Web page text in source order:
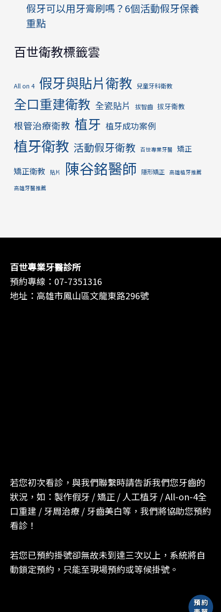
假牙可以用牙膏刷嗎？6個活動假牙保養
重點
百世衛教標籤雲
All on 4 假牙與貼片衛教 兒童牙科衛教
全口重建衛教 全瓷貼片 拔智齒 拔牙衛教
根管治療衛教 植牙 植牙成功案例
植牙衛教 活動假牙衛教 百世專業牙醫 矯正
矯正衛教 貼片 陳谷銘醫師 隱形矯正 高雄植牙推薦
高雄牙醫推薦
百世專業牙醫診所
預約專線： 07-7351316
地址：高雄市鳳山區文龍東路296號
若您初次看診，與我們聯繫時請告訴我們您牙齒的
狀況，如：製作假牙 / 矯正 / 人工植牙 / All-on-4全
口重建 / 牙周治療 / 牙齒美白等，我們將協助您預約
看診！
若您已預約掛號卻無故未到達三次以上，系統將自
動鎖定預約，只能至現場預約或等候掛號。